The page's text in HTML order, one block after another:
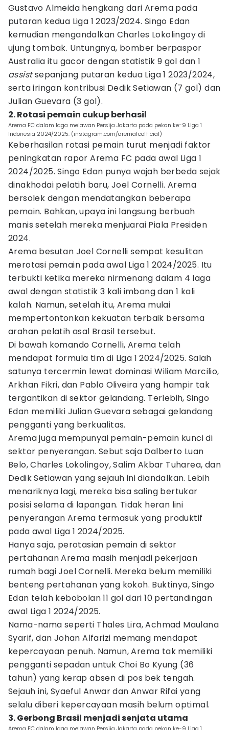
Gustavo Almeida hengkang dari Arema pada
putaran kedua Liga 1 2023/2024. Singo Edan
kemudian mengandalkan Charles Lokolingoy di
ujung tombak. Untungnya, bomber berpaspor
Australia itu gacor dengan statistik 9 gol dan 1
assistsepanjang putaran kedua Liga 1 2023/2024,
serta iringan kontribusi Dedik Setiawan (7 gol) dan
Julian Guevara (3 gol).
2. Rotasi pemain cukup berhasil
Arema FC dalam laga melawan Persija Jakarta pada pekan ke-9 Liga 1
Indonesia 2024/2025. (instagram.com/aremafcofficial)
Keberhasilan rotasi pemain turut menjadi faktor
peningkatan rapor Arema FC pada awal Liga 1
2024/2025. Singo Edan punya wajah berbeda sejak
dinakhodai pelatih baru, Joel Cornelli. Arema
bersolek dengan mendatangkan beberapa
pemain. Bahkan, upaya ini langsung berbuah
manis setelah mereka menjuarai Piala Presiden
2024.
Arema besutan Joel Cornelli sempat kesulitan
merotasi pemain pada awal Liga 1 2024/2025. Itu
terbukti ketika mereka nirmenang dalam 4 laga
awal dengan statistik 3 kali imbang dan 1 kali
kalah. Namun, setelah itu, Arema mulai
mempertontonkan kekuatan terbaik bersama
arahan pelatih asal Brasil tersebut.
Di bawah komando Cornelli, Arema telah
mendapat formula tim di Liga 1 2024/2025. Salah
satunya tercermin lewat dominasi Wiliam Marcilio,
Arkhan Fikri, dan Pablo Oliveira yang hampir tak
tergantikan di sektor gelandang. Terlebih, Singo
Edan memiliki Julian Guevara sebagai gelandang
pengganti yang berkualitas.
Arema juga mempunyai pemain-pemain kunci di
sektor penyerangan. Sebut saja Dalberto Luan
Belo, Charles Lokolingoy, Salim Akbar Tuharea, dan
Dedik Setiawan yang sejauh ini diandalkan. Lebih
menariknya lagi, mereka bisa saling bertukar
posisi selama di lapangan. Tidak heran lini
penyerangan Arema termasuk yang produktif
pada awal Liga 1 2024/2025.
Hanya saja, perotasian pemain di sektor
pertahanan Arema masih menjadi pekerjaan
rumah bagi Joel Cornelli. Mereka belum memiliki
benteng pertahanan yang kokoh. Buktinya, Singo
Edan telah kebobolan 11 gol dari 10 pertandingan
awal Liga 1 2024/2025.
Nama-nama seperti Thales Lira, Achmad Maulana
Syarif, dan Johan Alfarizi memang mendapat
kepercayaan penuh. Namun, Arema tak memiliki
pengganti sepadan untuk Choi Bo Kyung (36
tahun) yang kerap absen di pos bek tengah.
Sejauh ini, Syaeful Anwar dan Anwar Rifai yang
selalu diberi kepercayaan masih belum optimal.
3. Gerbong Brasil menjadi senjata utama